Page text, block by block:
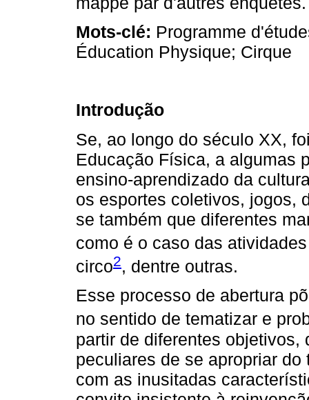
Mots-clé: Programme
Éducation Physique; Cirque
Introdução
Se, ao longo do século XX,
Educação Física, a algumas
ensino-aprendizado da
os esportes coletivos, jogos,
se também que diferentes
como é o caso das
circo2, dentre outras.
Esse processo de abertura
no sentido de tematizar e
partir de diferentes
peculiares de se apropriar
com as inusitadas